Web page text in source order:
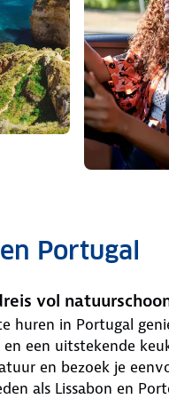
Portugal
vol
huren in Portugal
en een uitstekende
en bezoek je
als Lissabon en